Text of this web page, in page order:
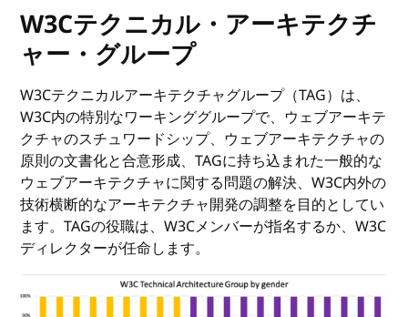
W3Cテクニカル・アーキテクチ
ャー・グループ
W3Cテクニカルアーキテクチャグループ（TAG）は、
W3C内の特別なワーキンググループで、ウェブアーキテ
クチャのスチュワードシップ、ウェブアーキテクチャの
原則の文書化と合意形成、TAGに持ち込まれた一般的な
ウェブアーキテクチャに関する問題の解決、W3C内外の
技術横断的なアーキテクチャ開発の調整を目的としてい
ます。TAGの役職は、W3Cメンバーが指名するか、W3C
ディレクターが任命します。